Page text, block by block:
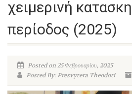
χειμερινή
περίοδος (2025)
Posted on 25 Φεβρουαρίου, 2025
Posted By: Presvytera Theodoti